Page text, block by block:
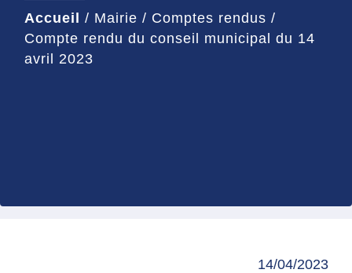
Accueil / Mairie / Comptes rendus /
Compte rendu du conseil municipal du 14
avril 2023
14/04/2023